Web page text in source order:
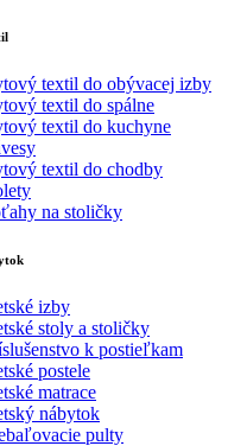
textil do obývacej izby
textil do spálne
textil do kuchyne
textil do chodby
na stoličky
izby
stoly a stoličky
k postieľkam
postele
matrace
nábytok
pulty